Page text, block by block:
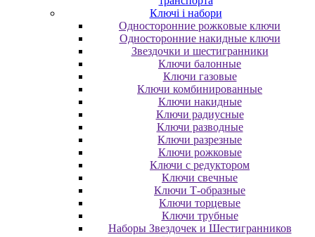
Ключі і набори
Oднocтopoнниe poжкoвыe ключи
Oднocтopoнниe нaкидныe ключи
Звездочки и шестигранники
Ключи балонные
Ключи газовые
Ключи комбинированные
Ключи накидные
Ключи радиусные
Ключи разводные
Ключи разрезные
Ключи рожковые
Ключи с редуктором
Ключи свечные
Ключи Т-образные
Ключи торцевые
Ключи трубные
Наборы Звездочек и Шестигранников